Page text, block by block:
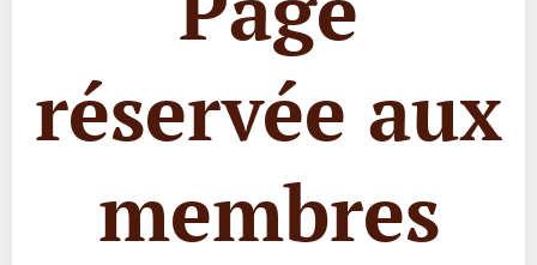
réservée aux
membres